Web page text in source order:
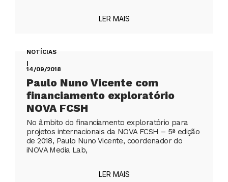
LER MAIS
NOTÍCIAS
|
14/09/2018
Paulo Nuno Vicente com
financiamento exploratório
NOVA FCSH
No âmbito do financiamento exploratório para
projetos internacionais da NOVA FCSH – 5ª edição
de 2018, Paulo Nuno Vicente, coordenador do
iNOVA Media Lab,
LER MAIS